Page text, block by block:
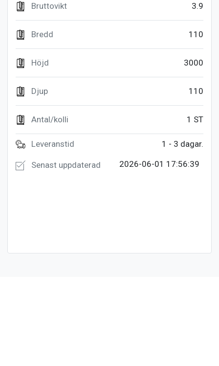
3.9
Bruttovikt
110
Bredd
3000
Höjd
110
Djup
1 ST
Antal/kolli
1 - 3 dagar.
Leveranstid
2026-06-01 17:56:39
Senast uppdaterad